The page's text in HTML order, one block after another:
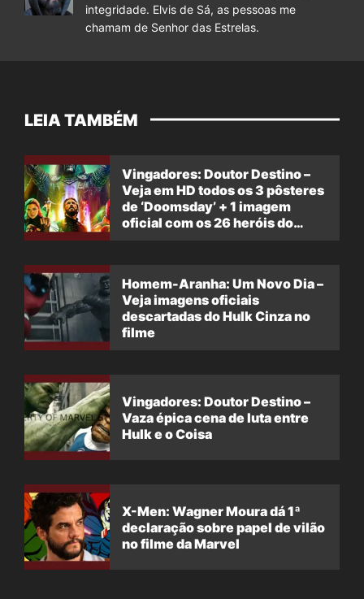
integridade. Elvis de Sá, as pessoas me
chamam de Senhor das Estrelas.
LEIA TAMBÉM
Vingadores: Doutor Destino –
Veja em HD todos os 3 pôsteres
de ‘Doomsday’ + 1 imagem
oficial com os 26 heróis do
Homem-Aranha: Um Novo Dia –
Veja imagens oficiais
descartadas do Hulk Cinza no
filme
Vingadores: Doutor Destino –
Vaza épica cena de luta entre
Hulk e o Coisa
X-Men: Wagner Moura dá 1ª
declaração sobre papel de vilão
no filme da Marvel